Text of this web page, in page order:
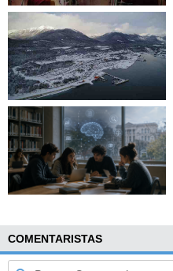
COMENTARISTAS